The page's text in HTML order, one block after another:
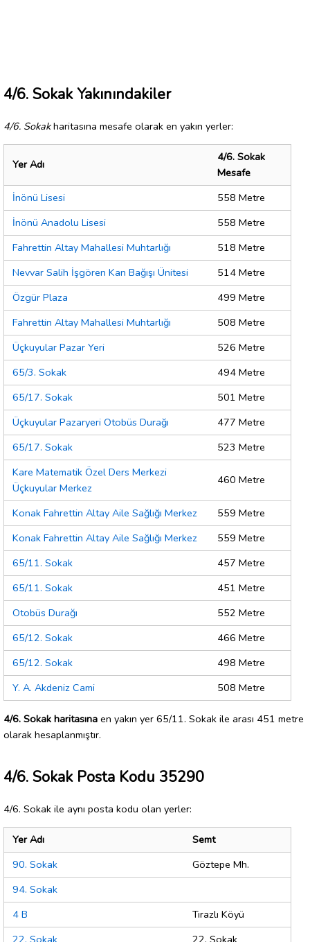
4/6. Sokak Yakınındakiler
4/6. Sokakharitasına mesafe olarak en yakın yerler:
Yer Adı
4/6. Sokak
Mesafe
İnönü Lisesi
558 Metre
İnönü Anadolu Lisesi
558 Metre
Fahrettin Altay Mahallesi Muhtarlığı
518 Metre
Nevvar Salih İşgören Kan Bağışı Ünitesi
514 Metre
Özgür Plaza
499 Metre
Fahrettin Altay Mahallesi Muhtarlığı
508 Metre
Üçkuyular Pazar Yeri
526 Metre
65/3. Sokak
494 Metre
65/17. Sokak
501 Metre
Üçkuyular Pazaryeri Otobüs Durağı
477 Metre
65/17. Sokak
523 Metre
Kare Matematik Özel Ders Merkezi
Üçkuyular Merkez
460 Metre
Konak Fahrettin Altay Aile Sağlığı Merkez
559 Metre
Konak Fahrettin Altay Aile Sağlığı Merkez
559 Metre
65/11. Sokak
457 Metre
65/11. Sokak
451 Metre
Otobüs Durağı
552 Metre
65/12. Sokak
466 Metre
65/12. Sokak
498 Metre
Y. A. Akdeniz Cami
508 Metre
4/6. Sokak haritasına en yakın yer 65/11. Sokak ile arası 451 metre
olarak hesaplanmıştır.
4/6. Sokak Posta Kodu 35290
4/6. Sokak ile aynı posta kodu olan yerler:
Yer Adı
Semt
90. Sokak
Göztepe Mh.
94. Sokak
4 B
Tırazlı Köyü